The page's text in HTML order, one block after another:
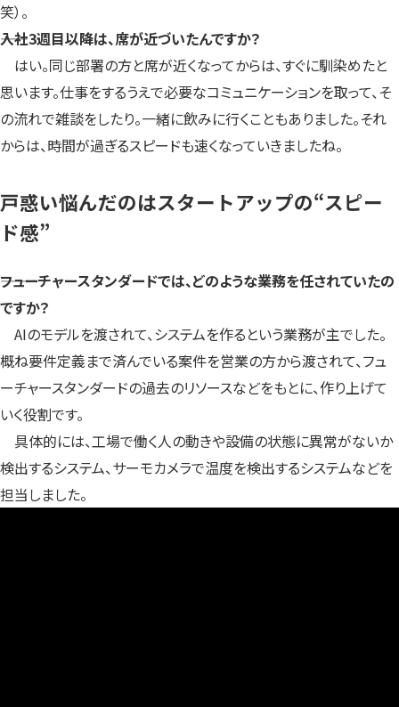
笑）。
――入社3週目以降は、席が近づいたんですか？
はい。同じ部署の方と席が近くなってからは、すぐに馴染めたと
思います。仕事をするうえで必要なコミュニケーションを取って、そ
の流れで雑談をしたり。一緒に飲みに行くこともありました。それ
からは、時間が過ぎるスピードも速くなっていきましたね。
戸惑い悩んだのはスタートアップの“スピー
ド感”
――フューチャースタンダードでは、どのような業務を任されていたの
ですか？
AIのモデルを渡されて、システムを作るという業務が主でした。
概ね要件定義まで済んでいる案件を営業の方から渡されて、フュ
ーチャースタンダードの過去のリソースなどをもとに、作り上げて
いく役割です。
具体的には、工場で働く人の動きや設備の状態に異常がないか
検出するシステム、サーモカメラで温度を検出するシステムなどを
担当しました。